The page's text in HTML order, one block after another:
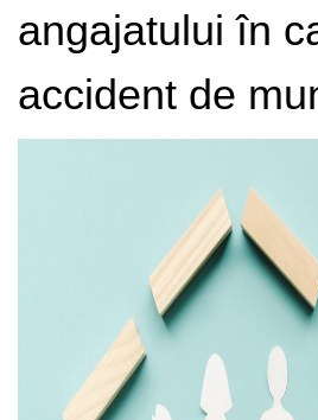
angajatului în
accident de